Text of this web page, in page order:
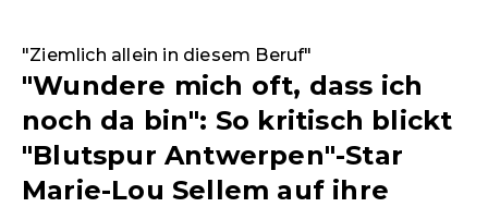
"Ziemlich allein in diesem Beruf"
"Wundere mich oft, dass ich
noch da bin": So kritisch blickt
"Blutspur Antwerpen"-Star
Marie-Lou Sellem auf ihre